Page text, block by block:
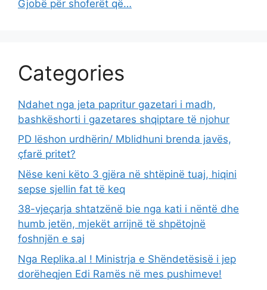
Gjobë për shoferët që…
Categories
Ndahet nga jeta papritur gazetari i madh,
bashkëshorti i gazetares shqiptare të njohur
PD lëshon urdhërin/ Mblidhuni brenda javës,
çfarë pritet?
Nëse keni këto 3 gjëra në shtëpinë tuaj, hiqini
sepse sjellin fat të keq
38-vjeçarja shtatzënë bie nga kati i nëntë dhe
humb jetën, mjekët arrijnë të shpëtojnë
foshnjën e saj
Nga Replika.al ! Ministrja e Shëndetësisë i jep
dorëheqjen Edi Ramës në mes pushimeve!